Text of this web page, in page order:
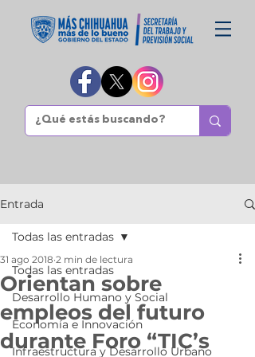
Entrada
Todas las entradas
Desarrollo Humano y Social
Economía e Innovación
Infraestructura y Desarrollo Urbano
Todas las entradas
Orientan sobre
empleos del futuro
durante Foro “TIC’s
31 ago 2018 2 min de lectura